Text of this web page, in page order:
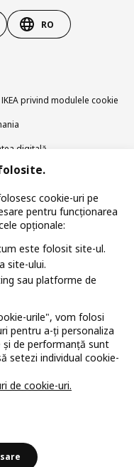
RO
privind modulele cookie
digitală
cookie-uri pe
pentru funcționarea
opționale:
este folosit site-ul.
site-ului.
sau platforme de
urile", vom folosi
pentru a-ți personaliza
și de performanță sunt
setezi individual cookie-
de cookie-uri.